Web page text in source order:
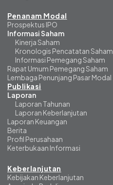
Penanam Modal
Prospektus IPO
Informasi Saham
Kinerja Saham
Kronologis Pencatatan Saham
Informasi Pemegang Saham
Rapat Umum Pemegang Saham
Lembaga Penunjang Pasar Modal
Publikasi
Laporan
Laporan Tahunan
Laporan Keberlanjutan
Laporan Keuangan
Berita
Profil Perusahaan
Keterbukaan Informasi
Keberlanjutan
Kebijakan Keberlanjutan